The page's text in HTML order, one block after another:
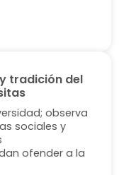
tradición del
observa
sociales y
ofender a la